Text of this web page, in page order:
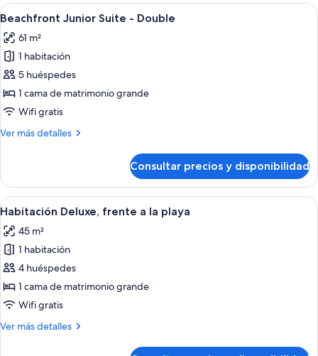
Abrir
todas
las
fotos
de
Beachfront
Junior
-
Beachfront Junior Suite - Double |
1
Beachfront Junior Suite - Double
61 m²
1 habitación
5 huéspedes
1 cama de matrimonio grande
Wifi gratis
Ver más detalles
Más
Junior
Suite
-
Consultar precios y disponibilidad
Abrir
todas
las
fotos
de
Habitación
Deluxe,
a
Habitación Deluxe, frente a la playa
1
Habitación Deluxe, frente a la playa
45 m²
1 habitación
4 huéspedes
1 cama de matrimonio grande
Wifi gratis
Ver más detalles
Más